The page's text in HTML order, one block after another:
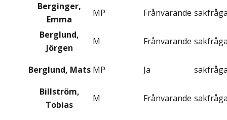
Berginger,
Emma
MP Frånvarande
Berglund,
Jörgen
M Frånvarande
Berglund, Mats MP Ja
Billström,
Tobias
M Frånvarande